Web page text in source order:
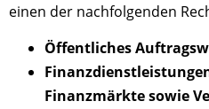
einen der nachfolgenden
Öffentliches
Finanzmärkte sowie